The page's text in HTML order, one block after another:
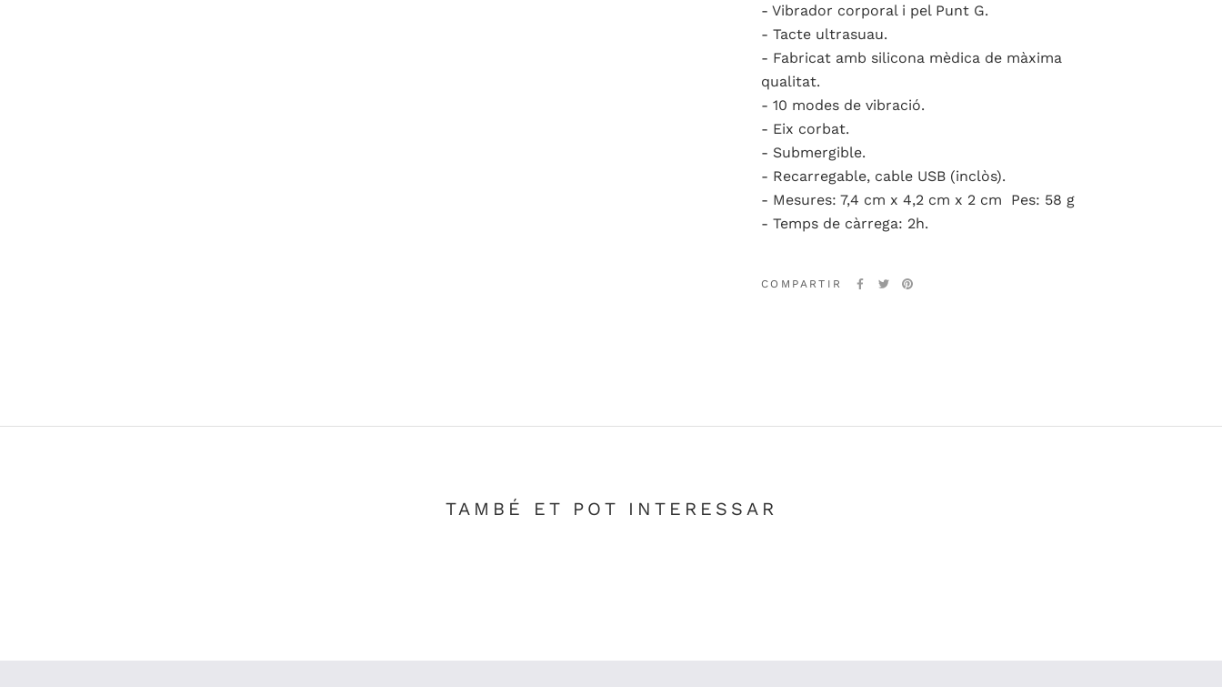
- Vibrador corporal i pel Punt G.
- Tacte ultrasuau.
- Fabricat amb silicona mèdica de màxima
qualitat.
- 10 modes de vibració.
- Eix corbat.
- Submergible.
- Recarregable, cable USB (inclòs).
- Mesures: 7,4 cm x 4,2 cm x 2 cm Pes: 58 g
- Temps de càrrega: 2h.
COMPARTIR
TAMBÉ ET POT INTERESSAR